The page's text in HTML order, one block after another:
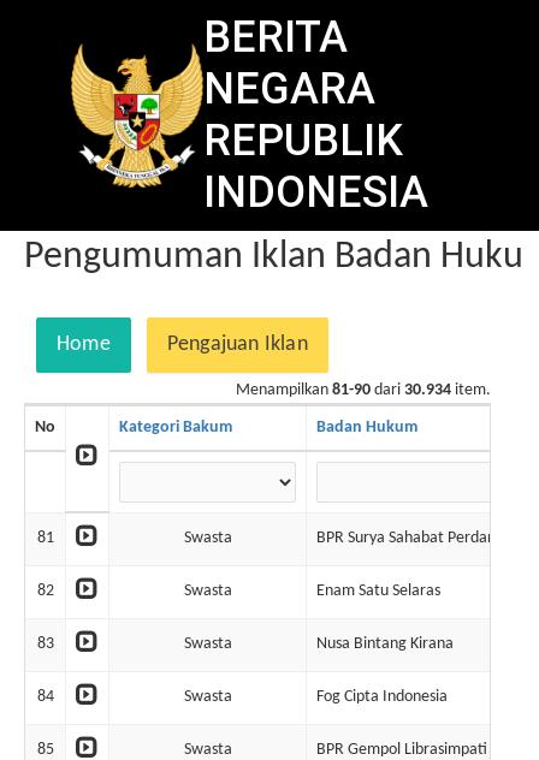
BERITA
NEGARA
REPUBLIK
INDONESIA
Pengumuman Iklan Badan
Home Pengajuan Iklan
Menampilkan 81-90 dari 30.934 item.
No Kategori Bakum Badan Hukum
81 Swasta BPR Surya Sahabat Perdana
82 Swasta Enam Satu Selaras
83 Swasta Nusa Bintang Kirana
84 Swasta Fog Cipta Indonesia
85 Swasta BPR Gempol Librasimpati